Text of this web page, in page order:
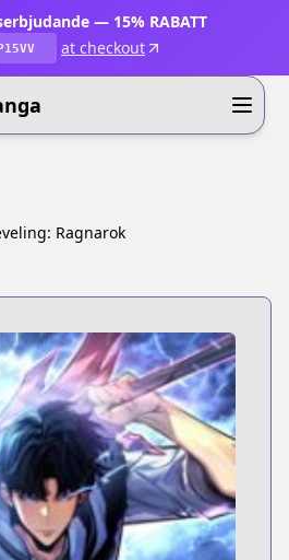
— 15% RABATT
at checkout
Ragnarok